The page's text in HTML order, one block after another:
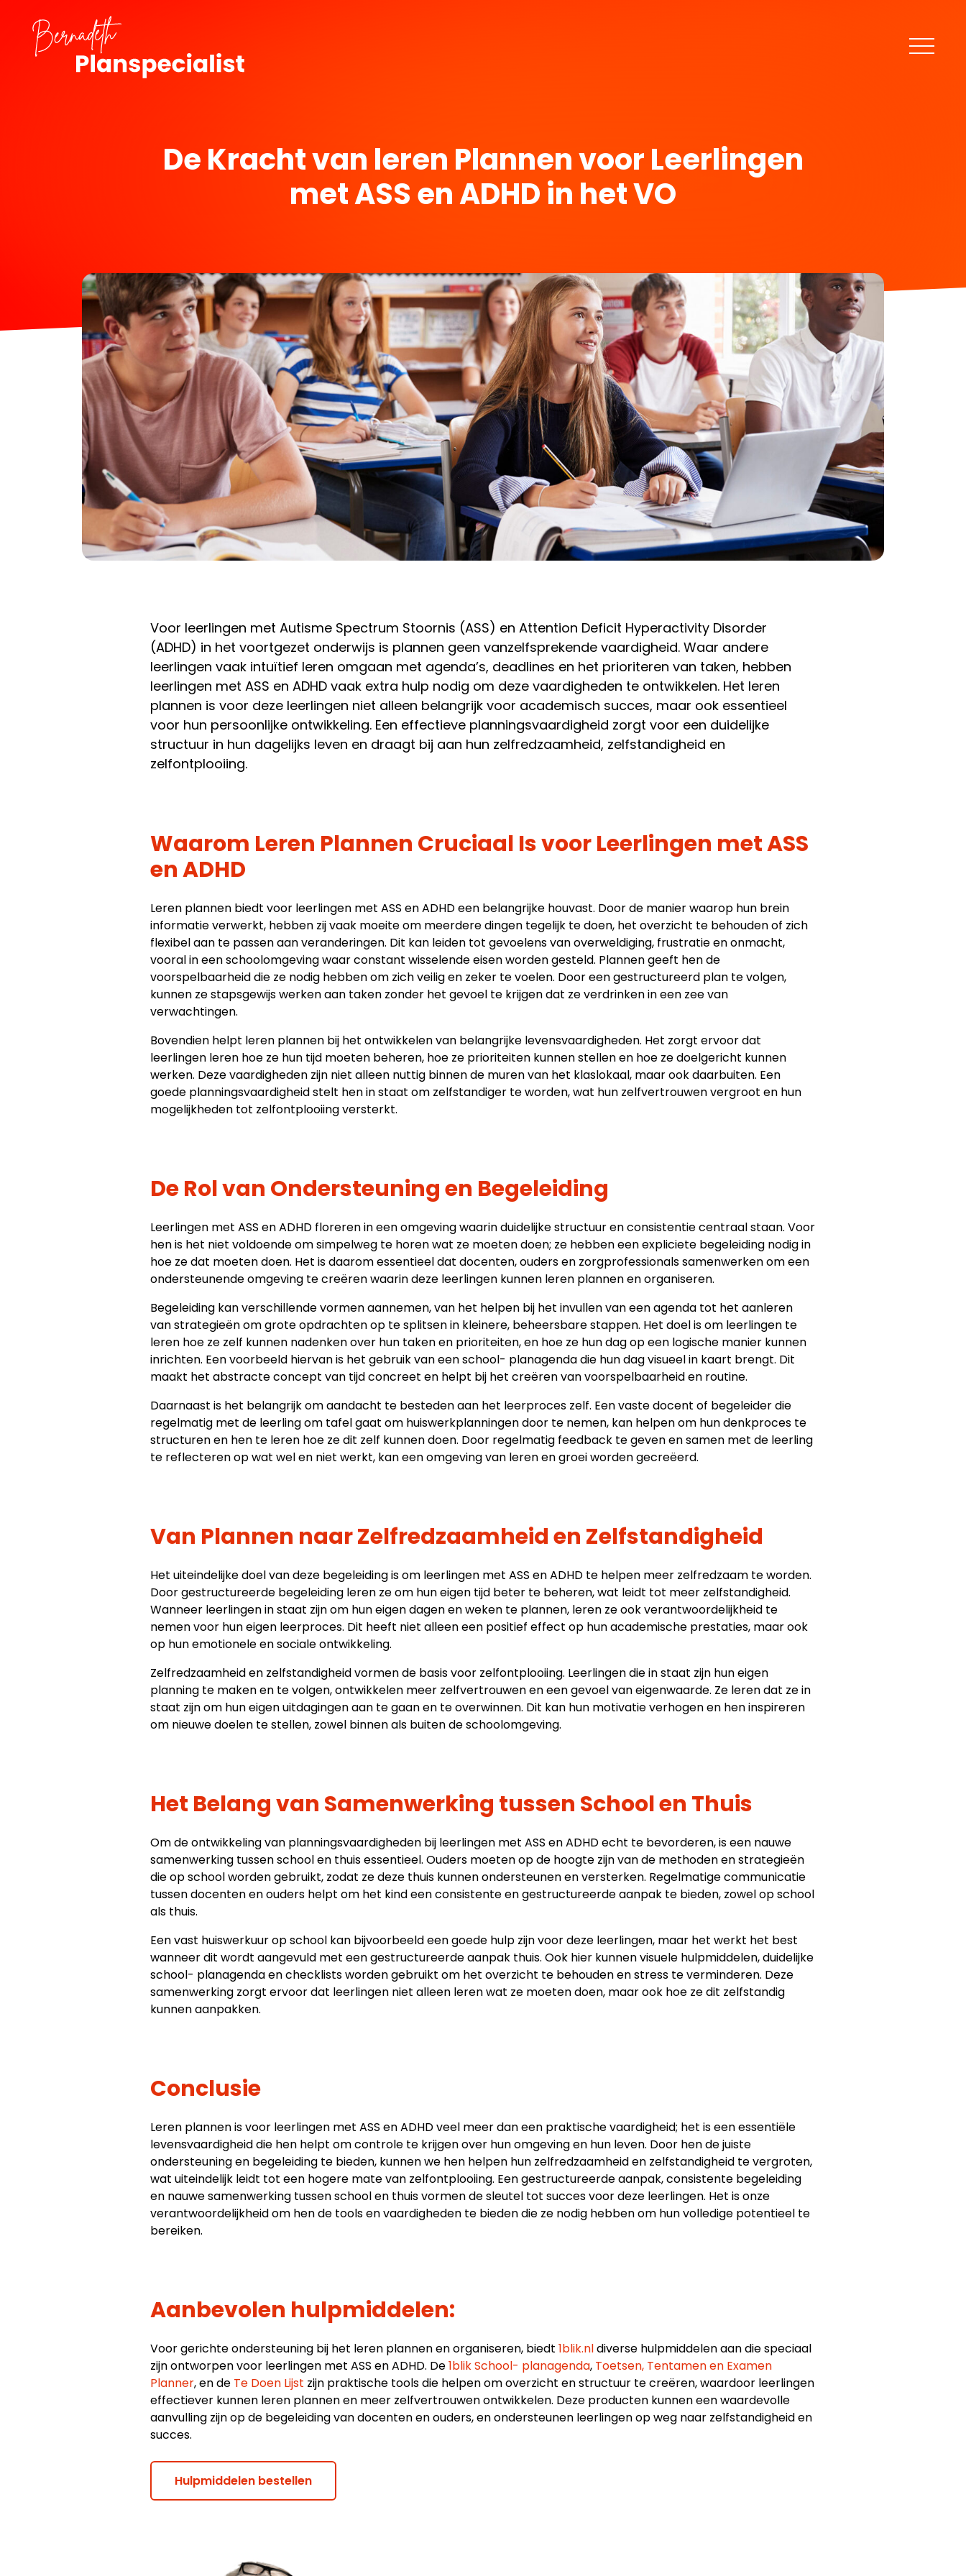
De Kracht van leren Plannen voor Leerlingen
met ASS en ADHD in het VO
Voor leerlingen met Autisme Spectrum Stoornis (ASS) en Attention Deficit Hyperactivity Disorder
(ADHD) in het voortgezet onderwijs is plannen geen vanzelfsprekende vaardigheid. Waar andere
leerlingen vaak intuïtief leren omgaan met agenda’s, deadlines en het prioriteren van taken, hebben
leerlingen met ASS en ADHD vaak extra hulp nodig om deze vaardigheden te ontwikkelen. Het leren
plannen is voor deze leerlingen niet alleen belangrijk voor academisch succes, maar ook essentieel
voor hun persoonlijke ontwikkeling. Een effectieve planningsvaardigheid zorgt voor een duidelijke
structuur in hun dagelijks leven en draagt bij aan hun zelfredzaamheid, zelfstandigheid en
zelfontplooiing.
Waarom Leren Plannen Cruciaal Is voor Leerlingen met ASS
en ADHD
Leren plannen biedt voor leerlingen met ASS en ADHD een belangrijke houvast. Door de manier waarop hun brein
informatie verwerkt, hebben zij vaak moeite om meerdere dingen tegelijk te doen, het overzicht te behouden of zich
flexibel aan te passen aan veranderingen. Dit kan leiden tot gevoelens van overweldiging, frustratie en onmacht,
vooral in een schoolomgeving waar constant wisselende eisen worden gesteld. Plannen geeft hen de
voorspelbaarheid die ze nodig hebben om zich veilig en zeker te voelen. Door een gestructureerd plan te volgen,
kunnen ze stapsgewijs werken aan taken zonder het gevoel te krijgen dat ze verdrinken in een zee van
verwachtingen.
Bovendien helpt leren plannen bij het ontwikkelen van belangrijke levensvaardigheden. Het zorgt ervoor dat
leerlingen leren hoe ze hun tijd moeten beheren, hoe ze prioriteiten kunnen stellen en hoe ze doelgericht kunnen
werken. Deze vaardigheden zijn niet alleen nuttig binnen de muren van het klaslokaal, maar ook daarbuiten. Een
goede planningsvaardigheid stelt hen in staat om zelfstandiger te worden, wat hun zelfvertrouwen vergroot en hun
mogelijkheden tot zelfontplooiing versterkt.
De Rol van Ondersteuning en Begeleiding
Leerlingen met ASS en ADHD floreren in een omgeving waarin duidelijke structuur en consistentie centraal staan. Voor
hen is het niet voldoende om simpelweg te horen wat ze moeten doen; ze hebben een expliciete begeleiding nodig in
hoe ze dat moeten doen. Het is daarom essentieel dat docenten, ouders en zorgprofessionals samenwerken om een
ondersteunende omgeving te creëren waarin deze leerlingen kunnen leren plannen en organiseren.
Begeleiding kan verschillende vormen aannemen, van het helpen bij het invullen van een agenda tot het aanleren
van strategieën om grote opdrachten op te splitsen in kleinere, beheersbare stappen. Het doel is om leerlingen te
leren hoe ze zelf kunnen nadenken over hun taken en prioriteiten, en hoe ze hun dag op een logische manier kunnen
inrichten. Een voorbeeld hiervan is het gebruik van een school- planagenda die hun dag visueel in kaart brengt. Dit
maakt het abstracte concept van tijd concreet en helpt bij het creëren van voorspelbaarheid en routine.
Daarnaast is het belangrijk om aandacht te besteden aan het leerproces zelf. Een vaste docent of begeleider die
regelmatig met de leerling om tafel gaat om huiswerkplanningen door te nemen, kan helpen om hun denkproces te
structuren en hen te leren hoe ze dit zelf kunnen doen. Door regelmatig feedback te geven en samen met de leerling
te reflecteren op wat wel en niet werkt, kan een omgeving van leren en groei worden gecreëerd.
Van Plannen naar Zelfredzaamheid en Zelfstandigheid
Het uiteindelijke doel van deze begeleiding is om leerlingen met ASS en ADHD te helpen meer zelfredzaam te worden.
Door gestructureerde begeleiding leren ze om hun eigen tijd beter te beheren, wat leidt tot meer zelfstandigheid.
Wanneer leerlingen in staat zijn om hun eigen dagen en weken te plannen, leren ze ook verantwoordelijkheid te
nemen voor hun eigen leerproces. Dit heeft niet alleen een positief effect op hun academische prestaties, maar ook
op hun emotionele en sociale ontwikkeling.
Zelfredzaamheid en zelfstandigheid vormen de basis voor zelfontplooiing. Leerlingen die in staat zijn hun eigen
planning te maken en te volgen, ontwikkelen meer zelfvertrouwen en een gevoel van eigenwaarde. Ze leren dat ze in
staat zijn om hun eigen uitdagingen aan te gaan en te overwinnen. Dit kan hun motivatie verhogen en hen inspireren
om nieuwe doelen te stellen, zowel binnen als buiten de schoolomgeving.
Het Belang van Samenwerking tussen School en Thuis
Om de ontwikkeling van planningsvaardigheden bij leerlingen met ASS en ADHD echt te bevorderen, is een nauwe
samenwerking tussen school en thuis essentieel. Ouders moeten op de hoogte zijn van de methoden en strategieën
die op school worden gebruikt, zodat ze deze thuis kunnen ondersteunen en versterken. Regelmatige communicatie
tussen docenten en ouders helpt om het kind een consistente en gestructureerde aanpak te bieden, zowel op school
als thuis.
Een vast huiswerkuur op school kan bijvoorbeeld een goede hulp zijn voor deze leerlingen, maar het werkt het best
wanneer dit wordt aangevuld met een gestructureerde aanpak thuis. Ook hier kunnen visuele hulpmiddelen, duidelijke
school- planagenda en checklists worden gebruikt om het overzicht te behouden en stress te verminderen. Deze
samenwerking zorgt ervoor dat leerlingen niet alleen leren wat ze moeten doen, maar ook hoe ze dit zelfstandig
kunnen aanpakken.
Conclusie
Leren plannen is voor leerlingen met ASS en ADHD veel meer dan een praktische vaardigheid; het is een essentiële
levensvaardigheid die hen helpt om controle te krijgen over hun omgeving en hun leven. Door hen de juiste
ondersteuning en begeleiding te bieden, kunnen we hen helpen hun zelfredzaamheid en zelfstandigheid te vergroten,
wat uiteindelijk leidt tot een hogere mate van zelfontplooiing. Een gestructureerde aanpak, consistente begeleiding
en nauwe samenwerking tussen school en thuis vormen de sleutel tot succes voor deze leerlingen. Het is onze
verantwoordelijkheid om hen de tools en vaardigheden te bieden die ze nodig hebben om hun volledige potentieel te
bereiken.
Aanbevolen hulpmiddelen:
Voor gerichte ondersteuning bij het leren plannen en organiseren, biedt 1blik.nldiverse hulpmiddelen aan die speciaal
zijn ontworpen voor leerlingen met ASS en ADHD. De1blik School- planagenda, Toetsen, Tentamen en Examen
Planner, en de Te Doen Lijst zijn praktische tools die helpen om overzicht en structuur te creëren, waardoor leerlingen
effectiever kunnen leren plannen en meer zelfvertrouwen ontwikkelen. Deze producten kunnen een waardevolle
aanvulling zijn op de begeleiding van docenten en ouders, en ondersteunen leerlingen op weg naar zelfstandigheid en
succes.
Hulpmiddelen bestellen